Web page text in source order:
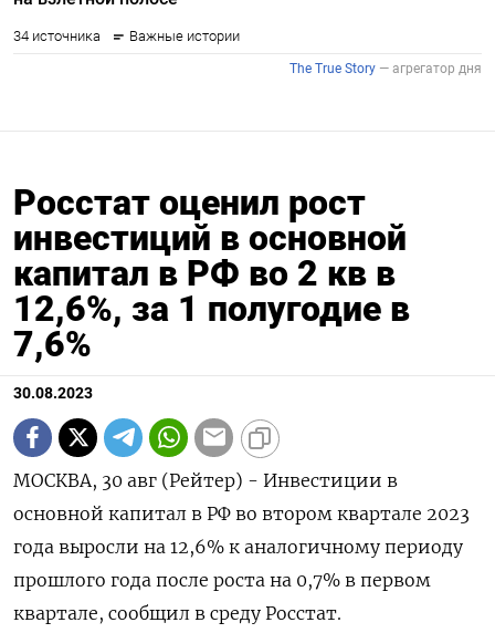
Росстат оценил рост
инвестиций в основной
капитал в РФ во 2 кв в
12,6%, за 1 полугодие в
7,6%
30.08.2023
МОСКВА, 30 авг (Рейтер) - Инвестиции в
основной капитал в РФ во втором квартале 2023
года выросли на 12,6% к аналогичному периоду
прошлого года после роста на 0,7% в первом
квартале, сообщил в среду Росстат.